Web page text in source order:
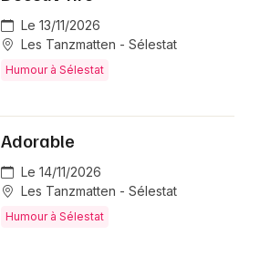
Le 13/11/2026
Les Tanzmatten - Sélestat
Humour à Sélestat
Adorable
Le 14/11/2026
Les Tanzmatten - Sélestat
Humour à Sélestat